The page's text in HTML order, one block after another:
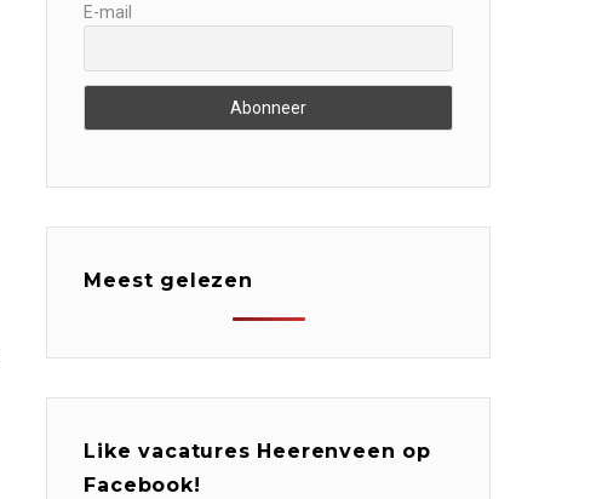
E-mail
Meest gelezen
Like vacatures Heerenveen op
Facebook!